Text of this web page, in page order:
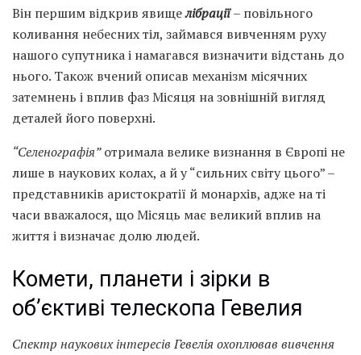
Він першим відкрив явищелібрації– повільного
коливання небесних тіл, займався вивченням руху
нашого супутника і намагався визначити відстань до
нього. Також вчений описав механізм місячних
затемнень і вплив фаз Місяця на зовнішній вигляд
деталей його поверхні.
“Селенографія”отримала велике визнання в Європі не
лише в наукових колах, а й у “сильних світу цього” –
представників аристократії й монархів, адже на ті
часи вважалося, що Місяць має великий вплив на
життя і визначає долю людей.
Комети, планети і зірки в
об’єктиві телескопа Гевелия
Спектр наукових інтересів Гевелія охоплював вивчення